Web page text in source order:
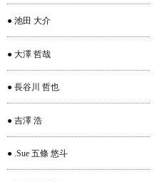
● 池田 大介
● 大澤 哲哉
● 長谷川 哲也
● 吉澤 浩
● .Sue 五條 悠斗